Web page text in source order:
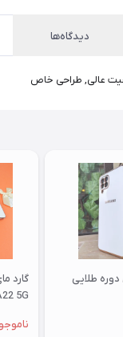
دیدگاه‌ها
عالی, طراحی خاص
طلایی
گارد
5G